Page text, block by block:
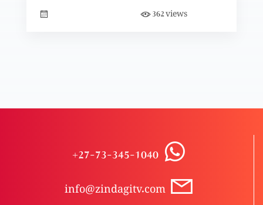
بائبل مقدس کا ادب (حصہ 3)
بائبل مقدس کا ادب (حصہ 2)
362views
+27-73-345-1040
info@zindagitv.com